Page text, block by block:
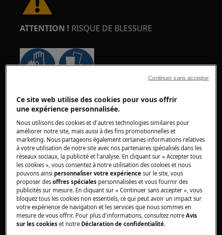
ATTENTION ! RISQUE DE BLESSURE
Faites toujours attention lorsque vous déplacez
des appareils. Pour les appareils lourds, il est
plus sûr que deux personnes les déplacent.
Utilisez toujours des gants de sécurité et des
chaussures de sécurité. Portez des gants de
sécurité en tout temps pour vous protéger des
coupures dues aux bords tranchants.
ATTENTION !RISQUE DE BLESSURE OCULAIRE
Ce site web utilise des cookies pour vous offrir
une expérience personnalisée.
Nous utilisons des cookies et d'autres technologies similaires pour
améliorer notre site, mais aussi à des fins promotionnelles et
marketing. Nous partageons également certaines informations relatives
à votre utilisation de notre site avec nos partenaires spécialisés dans les
réseaux sociaux, la publicité et l'analyse. En cliquant sur « Accepter tous
les cookies », vous consentez à notre utilisation des cookies et nous
pouvons ainsipersonnaliser votre expériencesur le site, vous
proposer desoffres spéciales personnalisées et vous fournir des
publicités sur mesure. En cliquant sur « Continuer sans accepter », vous
bloquez tous les cookies non essentiels, ce qui peut avoir un impact sur
votre expérience de navigation et les services que nous sommes en
mesure de vous offrir. Pour plus d'informations, consultez notreAvis
sur les cookies et notre Déclaration de confidentialité.
Continuer sans accepter